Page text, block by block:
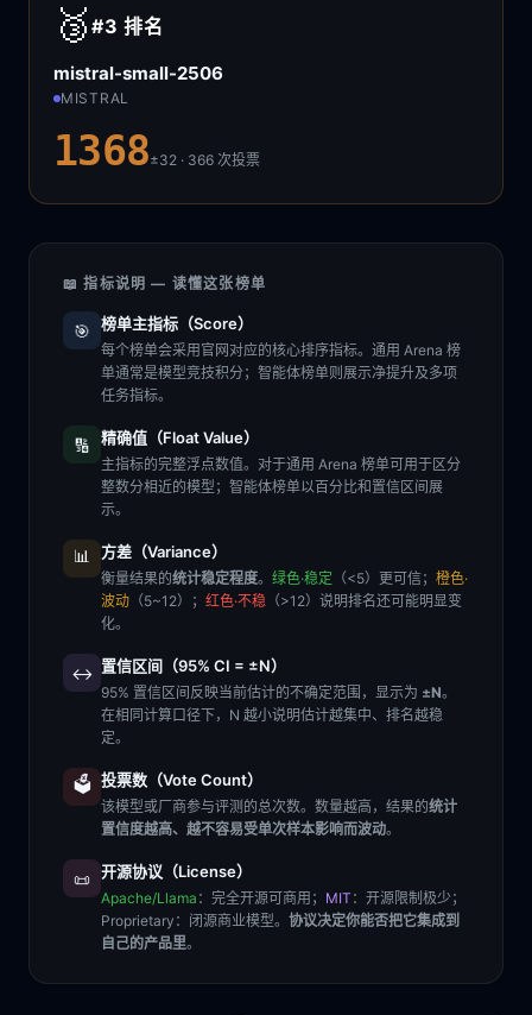
🥉 #3排名
mistral-small-2506
MISTRAL
1368±32 · 366次投票
📖 指标说明 — 读懂这张榜单
🎯 榜单主指标（Score）
每个榜单会采用官网对应的核心排序指标。通用 Arena 榜
单通常是模型竞技积分；智能体榜单则展示净提升及多项
任务指标。
🔢 精确值（Float Value）
主指标的完整浮点数值。对于通用 Arena 榜单可用于区分
整数分相近的模型；智能体榜单以百分比和置信区间展
示。
📊 方差（Variance）
衡量结果的统计稳定程度。 绿色·稳定 （<5）更可信； 橙色·
波动 （5~12）； 红色·不稳 （>12）说明排名还可能明显变
化。
↔️ 置信区间（95% CI = ±N）
95% 置信区间反映当前估计的不确定范围，显示为 ±N。
在相同计算口径下，N 越小说明估计越集中、排名越稳
定。
🗳️ 投票数（Vote Count）
该模型或厂商参与评测的总次数。数量越高，结果的统计
置信度越高、越不容易受单次样本影响而波动。
📜 开源协议（License）
Apache/Llama ：完全开源可商用； MIT ：开源限制极少；
Proprietary ：闭源商业模型。 协议决定你能否把它集成到
自己的产品里。